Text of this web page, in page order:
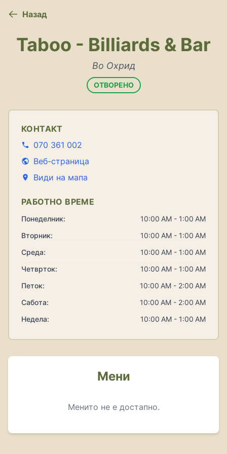
Назад
Taboo - Billiards & Bar
Во Охрид
ОТВОРЕНО
КОНТАКТ
070 361 002
Веб-страница
Види на мапа
РАБОТНО ВРЕМЕ
Понеделник:
10:00 AM - 1:00 AM
Вторник:
10:00 AM - 1:00 AM
Среда:
10:00 AM - 1:00 AM
Четврток:
10:00 AM - 1:00 AM
Петок:
10:00 AM - 2:00 AM
Сабота:
10:00 AM - 2:00 AM
Недела:
10:00 AM - 1:00 AM
Мени
Менито не е достапно.